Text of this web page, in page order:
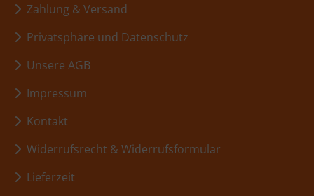
Zahlung & Versand
Privatsphäre und Datenschutz
Unsere AGB
Impressum
Kontakt
Widerrufsrecht & Widerrufsformular
Lieferzeit